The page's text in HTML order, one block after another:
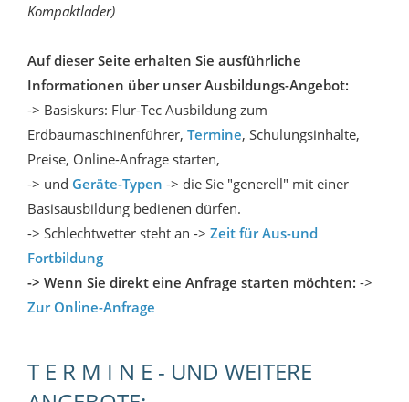
Kompaktlader)
Auf dieser Seite erhalten Sie ausführliche
Informationen über unser Ausbildungs-Angebot:
-> Basiskurs: Flur-Tec Ausbildung zum
Erdbaumaschinenführer, Termine, Schulungsinhalte,
Preise, Online-Anfrage starten,
-> und Geräte-Typen -> die Sie "generell" mit einer
Basisausbildung bedienen dürfen.
-> Schlechtwetter steht an -> Zeit für Aus-und
Fortbildung
-> Wenn Sie direkt eine Anfrage starten möchten: ->
Zur Online-Anfrage
T E R M I N E - UND WEITERE